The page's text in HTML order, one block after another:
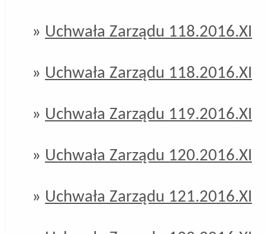
» Uchwała Zarządu 118.2016.XI
» Uchwała Zarządu 118.2016.XI
» Uchwała Zarządu 119.2016.XI
» Uchwała Zarządu 120.2016.XI
» Uchwała Zarządu 121.2016.XI